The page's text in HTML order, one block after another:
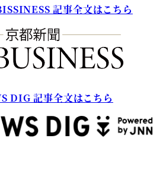
記事全文はこちら
DIG 記事全文はこちら